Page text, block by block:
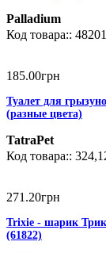
Palladium
185.00грн
Туалет для
(разные цвета)
TatraPet
271 .20грн
Trixie - шарик
(61822)